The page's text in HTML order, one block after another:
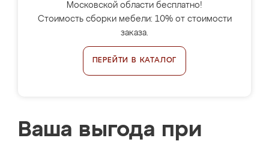
Московской области бесплатно!
Стоимость сборки мебели: 10% от стоимости
заказа.
ПЕРЕЙТИ В КАТАЛОГ
Ваша выгода при